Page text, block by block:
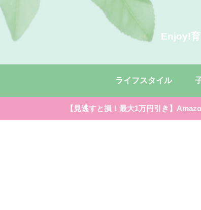
Enjoy!
ライフスタイル
【見逃すと損！最大1万円引き】